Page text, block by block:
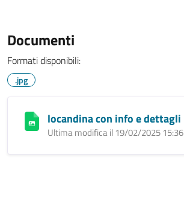
Documenti
Formati disponibili:
.jpg
locandina con info e dettagli
Ultima modifica il 19/02/2025 15:36